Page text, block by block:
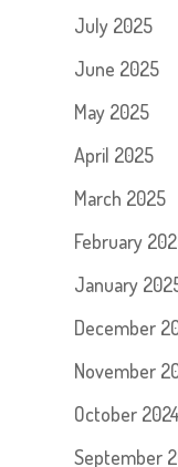
July 2025
June 2025
May 2025
April 2025
March 2025
February
January
December
November
October 2024
September